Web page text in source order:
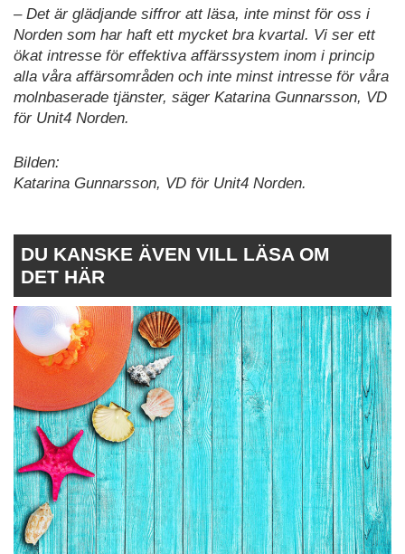
– Det är glädjande siffror att läsa, inte minst för oss i
Norden som har haft ett mycket bra kvartal. Vi ser ett
ökat intresse för effektiva affärssystem inom i princip
alla våra affärsområden och inte minst intresse för våra
molnbaserade tjänster, säger Katarina Gunnarsson, VD
för Unit4 Norden.
Bilden:
Katarina Gunnarsson, VD för Unit4 Norden.
DU KANSKE ÄVEN VILL LÄSA OM
DET HÄR